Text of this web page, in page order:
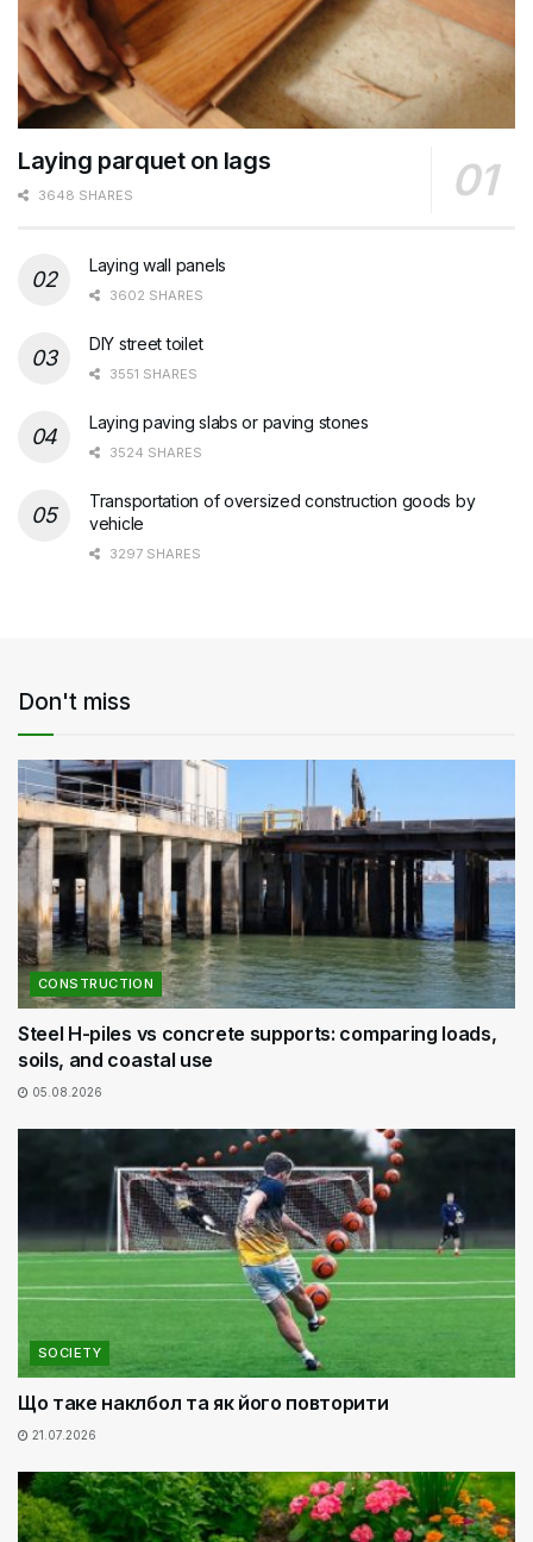
Laying parquet on lags
3648 SHARES
Laying wall panels
3602 SHARES
DIY street toilet
3551 SHARES
Laying paving slabs or paving stones
3524 SHARES
Transportation of oversized construction goods by
vehicle
3297 SHARES
Don't miss
CONSTRUCTION
Steel H-piles vs concrete supports: comparing loads,
soils, and coastal use
05.08.2026
SOCIETY
Що таке наклбол та як його повторити
21.07.2026